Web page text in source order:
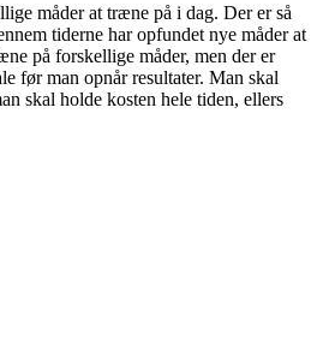
måder at træne på i dag. Der er så
tiderne har opfundet nye måder at
på forskellige måder, men der er
før man opnår resultater. Man skal
skal holde kosten hele tiden, ellers